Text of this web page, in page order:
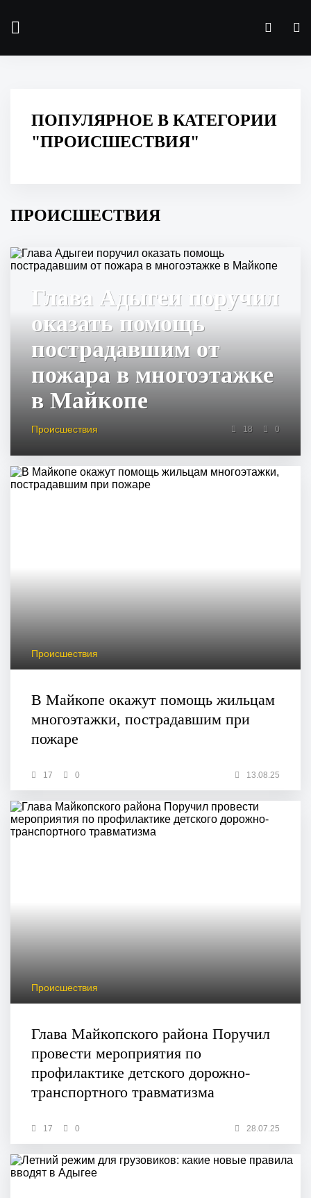
ПОПУЛЯРНОЕ В КАТЕГОРИИ
"ПРОИСШЕСТВИЯ"
ПРОИСШЕСТВИЯ
Глава Адыгеи поручил
оказать помощь
пострадавшим от
пожара в многоэтажке
в Майкопе
Происшествия 18 0
Происшествия
В Майкопе окажут помощь жильцам
многоэтажки, пострадавшим при
пожаре
17 0 13.08.25
Происшествия
Глава Майкопского района Поручил
провести мероприятия по
профилактике детского дорожно-
транспортного травматизма
17 0 28.07.25